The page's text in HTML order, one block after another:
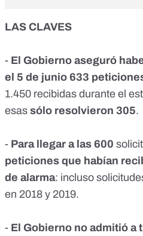
LAS CLAVES
- El Gobierno aseguró
el 5 de junio 633
1.450 recibidas durante el
esas sólo resolvieron 305.
- Para llegar a las 600
peticiones que habían
de alarma: incluso
en 2018 y 2019.
- El Gobierno no admitió a